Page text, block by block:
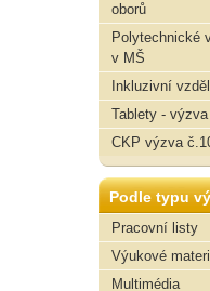
oborů
Polytechnické
v MŠ
Inkluzivní
Tablety -
CKP výzva
Podle typu
Pracovní listy
Výukové
Multimédia